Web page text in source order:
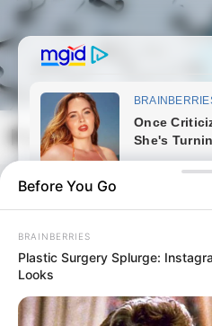
Skip
to
content
Before You Go
BRAINBERRIES
Plastic Surgery Splurge:
Looks